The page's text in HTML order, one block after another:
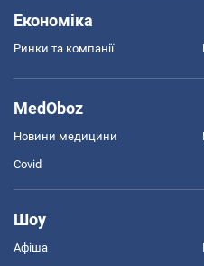
Економіка
Ринки та компанії
MedOboz
Новини медицини
Covid
Шоу
Афіша